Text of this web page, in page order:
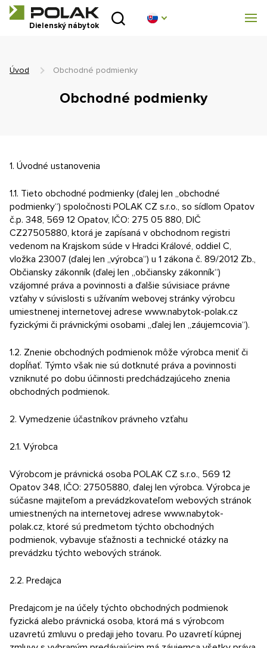
Dielenský nábytok
Úvod
Realizácia
Obchodná sieť
Kontakt
E-dopyt
Konfigurátor
Úvod Obchodné podmienky
Obchodné podmienky
1. Úvodné ustanovenia
1.1. Tieto obchodné podmienky (ďalej len „obchodné
podmienky“) spoločnosti POLAK CZ s.r.o., so sídlom Opatov
č.p. 348, 569 12 Opatov, IČO: 275 05 880, DIČ
CZ27505880, ktorá je zapísaná v obchodnom registri
vedenom na Krajskom súde v Hradci Králové, oddiel C,
vložka 23007 (ďalej len „výrobca“) u 1 zákona č. 89/2012 Zb.,
Občiansky zákonník (ďalej len „občiansky zákonník“)
vzájomné práva a povinnosti a ďalšie súvisiace právne
vzťahy v súvislosti s užívaním webovej stránky výrobcu
umiestnenej internetovej adrese www.nabytok-polak.cz
fyzickými či právnickými osobami „ďalej len „záujemcovia“).
1.2. Znenie obchodných podmienok môže výrobca meniť či
dopĺňať. Týmto však nie sú dotknuté práva a povinnosti
vzniknuté po dobu účinnosti predchádzajúceho znenia
obchodných podmienok.
2. Vymedzenie účastníkov právneho vzťahu
2.1. Výrobca
Výrobcom je právnická osoba POLAK CZ s.r.o., 569 12
Opatov 348, IČO: 27505880, ďalej len výrobca. Výrobca je
súčasne majiteľom a prevádzkovateľom webových stránok
umiestnených na internetovej adrese www.nabytok-
polak.cz, ktoré sú predmetom týchto obchodných
podmienok, vybavuje sťažnosti a technické otázky na
prevádzku týchto webových stránok.
2.2. Predajca
Predajcom je na účely týchto obchodných podmienok
fyzická alebo právnická osoba, ktorá má s výrobcom
uzavretú zmluvu o predaji jeho tovaru. Po uzavretí kúpnej